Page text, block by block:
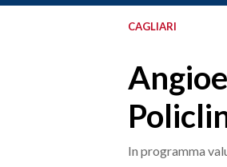
PROVINCIA DI CAGLIARI
CAGLIARI
In programma